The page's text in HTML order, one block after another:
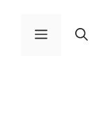
zawartościMenu